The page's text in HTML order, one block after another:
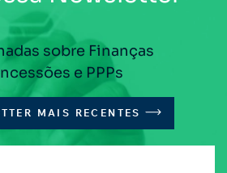
sobre Finanças
e PPPs
MAIS RECENTES